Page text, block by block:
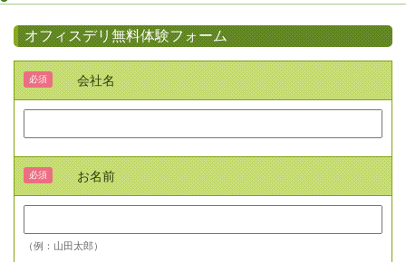
オフィスデリ無料体験フォーム
会社名
必須
お名前
必須
（例：山田太郎）